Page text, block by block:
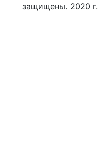
защищены. 2020 г.